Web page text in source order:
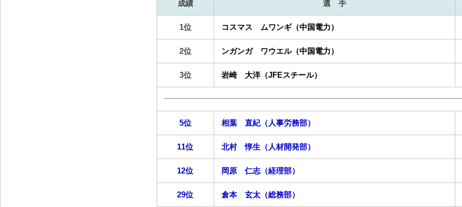
成績 選 手
1位 コスマス ムワンギ（中国電力）
2位 ンガンガ ワウエル（中国電力）
3位 岩崎 大洋（JFEスチール）
5位 相葉 直紀（人事労務部）
11位 北村 惇生（人材開発部）
12位 岡原 仁志（経理部）
29位 倉本 玄太（総務部）